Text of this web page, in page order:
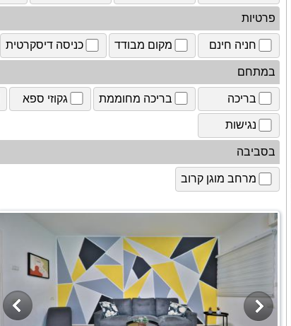
פרטיות
חניה חינם מקום מבודד כניסה דיסקרטית
במתחם
בריכה בריכה מחוממת גקוזי ספא
נגישות
בסביבה
מרחב מוגן קרוב